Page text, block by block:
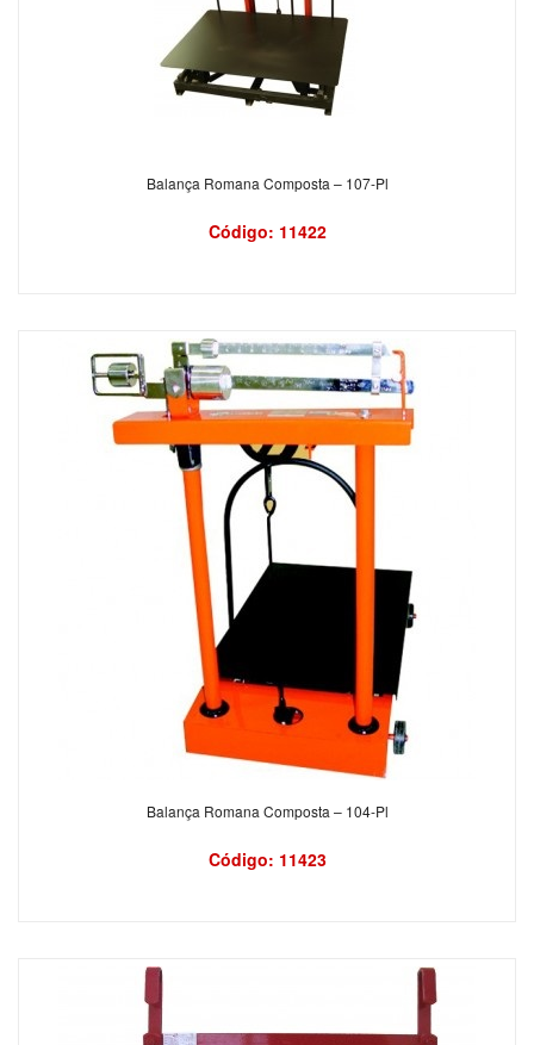
Balança Romana Composta – 107-Pl
Código: 11422
Balança Romana Composta – 104-Pl
Código: 11423